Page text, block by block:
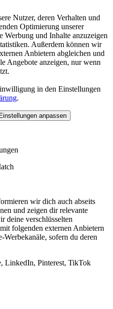
Nutzer, deren Verhalten und
Optimierung unserer
Werbung und Inhalte anzuzeigen
Außerdem können wir
Anbietern abgleichen und
Angebote anzeigen, nur wenn
in den Einstellungen
.
anpassen
wir dich auch abseits
und zeigen dir relevante
deine verschlüsselten
folgenden externen Anbietern
Werbekanäle, sofern du deren
LinkedIn, Pinterest, TikTok